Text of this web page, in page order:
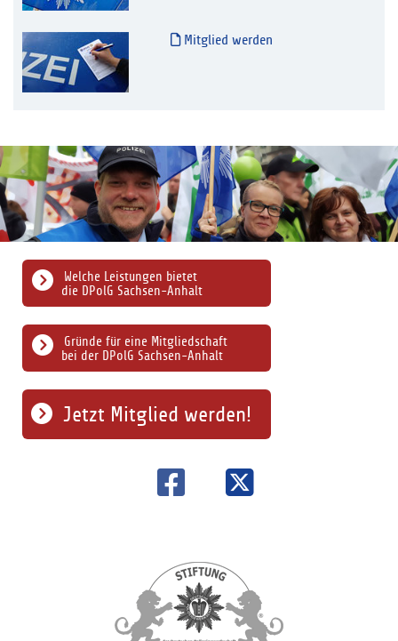
Mitglied werden
Gründe für eine Mitgliedschaft
bei der DPolG Sachsen-Anhalt
Welche Leistungen bietet
die DPolG Sachsen-Anhalt
Jetzt Mitglied werden!